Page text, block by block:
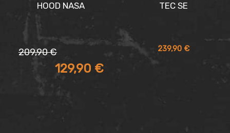
HOOD NASA
209,90€
bola:
129,90 €
je:
TEC SE
239,90 €